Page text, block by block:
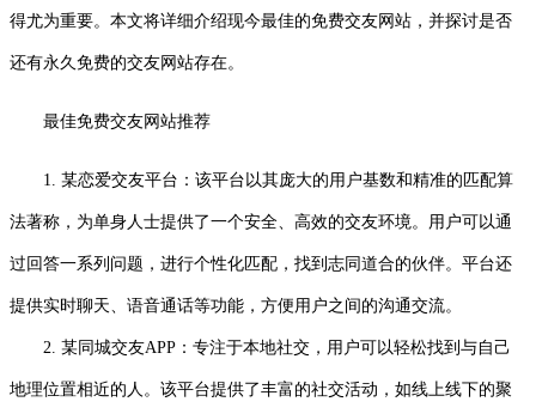
得尤为重要。本文将详细介绍现今最佳的免费交友网站，并探讨是否
还有永久免费的交友网站存在。
最佳免费交友网站推荐
1. 某恋爱交友平台：该平台以其庞大的用户基数和精准的匹配算
法著称，为单身人士提供了一个安全、高效的交友环境。用户可以通
过回答一系列问题，进行个性化匹配，找到志同道合的伙伴。平台还
提供实时聊天、语音通话等功能，方便用户之间的沟通交流。
2. 某同城交友APP：专注于本地社交，用户可以轻松找到与自己
地理位置相近的人。该平台提供了丰富的社交活动，如线上线下的聚